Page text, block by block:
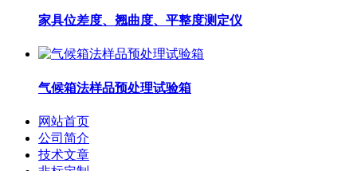
家具位差度、翘曲度、平整度测定仪
气候箱法样品预处理试验箱
网站首页
公司简介
技术文章